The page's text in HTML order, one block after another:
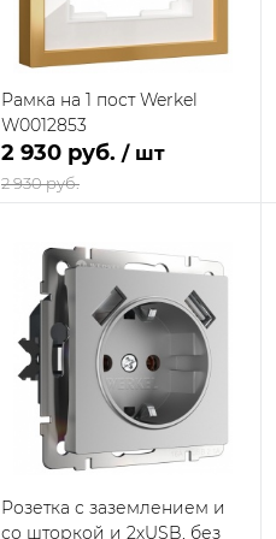
Рамка на 1 пост Werkel
W0012853
2 930 руб. / шт
2 930 руб.
В корзину
Купить в 1
клик
Сравнение
В избранное
В наличии
на складе
поставщика
Розетка с заземлением и
со шторкой и 2хUSB, без